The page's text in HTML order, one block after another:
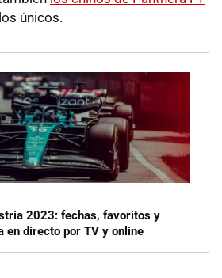
únicos.
2023: fechas, favoritos y
en directo por TV y online